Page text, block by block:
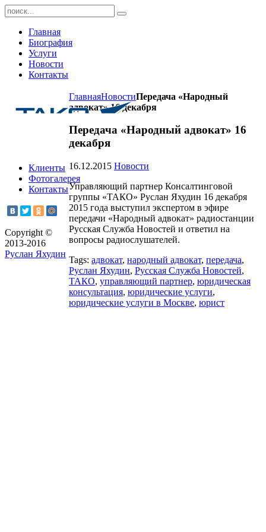
Главная
Биография
Услуги
Новости
Контакты
ГлавнаяНовостиПередача «Народный
адвокат» 16 декабря
Передача «Народный адвокат» 16
декабря
16.12.2015 Новости
Управляющий партнер Консалтинговой
группы «ТАКО» Руслан Яхудин 16 декабря
2015 года выступил экспертом в эфире
передачи «Народный адвокат» радиостанции
Русская Служба Новостей и ответил на
вопросы радиослушателей.
Tags: адвокат, народный адвокат, передача,
Руслан Яхудин, Русская Служба Новостей,
ТАКО, управляющий партнер, юридическая
консультация, юридические услуги,
юридические услуги в Москве, юрист
Клиенты
Фотогалерея
Контакты
Copyright ©
2013-2016
Руслан Яхудин